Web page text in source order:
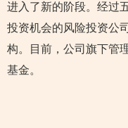
进入了新的阶段。经过
投资机会的风险投资公
构。目前，公司旗下管
基金。